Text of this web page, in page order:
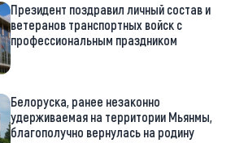
Президент поздравил личный состав и
ветеранов транспортных войск с
профессиональным праздником
Белоруска, ранее незаконно
удерживаемая на территории Мьянмы,
благополучно вернулась на родину